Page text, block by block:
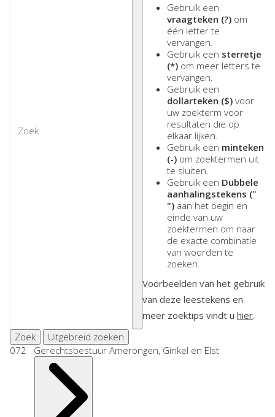
Gebruik een
vraagteken (?) om
één letter te
vervangen.
Gebruik een sterretje
(*) om meer letters te
vervangen.
Gebruik een
dollarteken ($) voor
uw zoekterm voor
resultaten die op
elkaar lijken.
Gebruik een minteken
(-) om zoektermen uit
te sluiten.
Gebruik een Dubbele
aanhalingstekens ("
") aan het begin en
einde van uw
zoektermen om naar
de exacte combinatie
van woorden te
zoeken.
Voorbeelden van het gebruik
van deze leestekens en
meer zoektips vindt u hier.
Zoek
Uitgebreid zoeken
072 Gerechtsbestuur Amerongen, Ginkel en Elst